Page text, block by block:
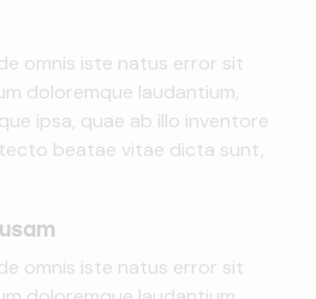
omnis iste natus error sit
doloremque laudantium,
ipsa, quae ab illo inventore
beatae vitae dicta sunt,
omnis iste natus error sit